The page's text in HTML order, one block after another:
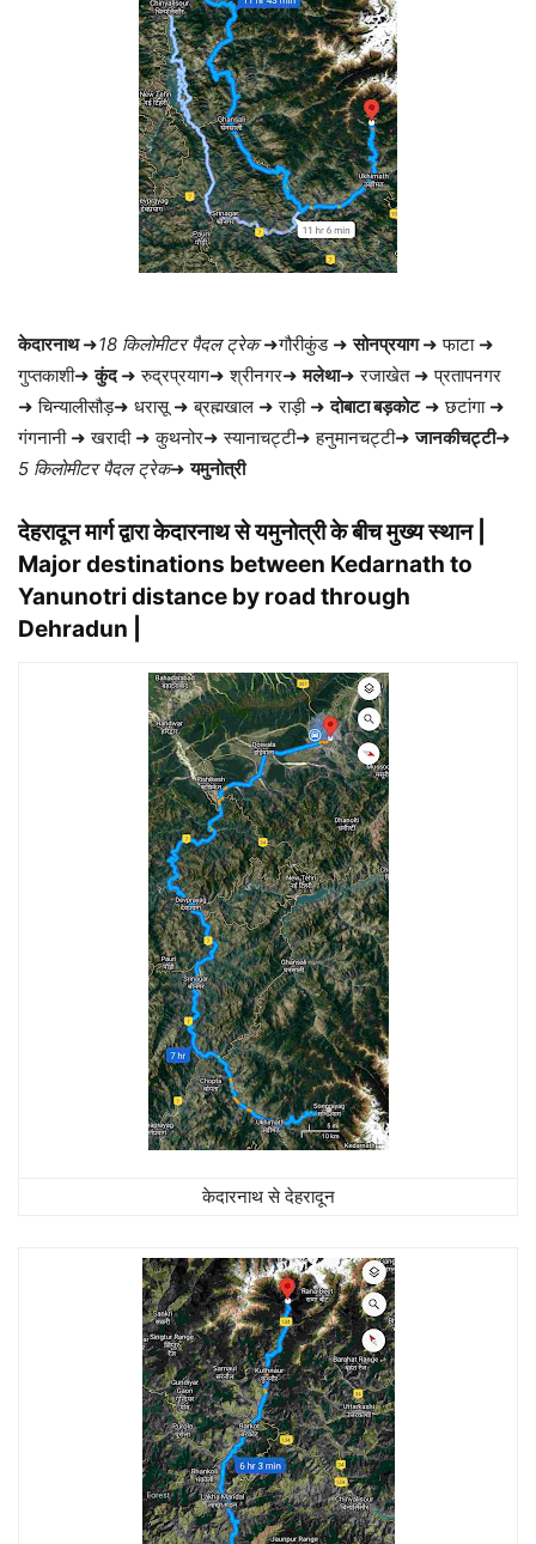
केदारनाथ➜18 किलोमीटर पैदल ट्रेक➜गौरीकुंड ➜सोनप्रयाग➜ फाटा ➜
गुप्तकाशी➜कुंद➜ रुद्रप्रयाग➜ श्रीनगर➜मलेथा➜ रजाखेत ➜ प्रतापनगर
➜ चिन्यालीसौड़➜ धरासू ➜ ब्रह्मखाल ➜ राड़ी ➜दोबाटा बड़कोट➜ छटांगा ➜
गंगनानी ➜ खरादी ➜ कुथनोर➜ स्यानाचट्टी➜ हनुमानचट्टी➜जानकीचट्टी➜
5 किलोमीटर पैदल ट्रेक➜यमुनोत्री
देहरादून मार्ग द्वारा केदारनाथ से यमुनोत्री के बीच मुख्य स्थान |
Major destinations between Kedarnath to
Yanunotri distance by road through
Dehradun |
केदारनाथ से देहरादून